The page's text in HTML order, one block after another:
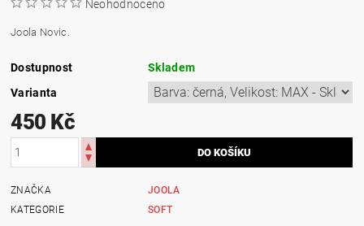
Neohodnoceno
Joola Novic.
Dostupnost
Skladem
Varianta
450 Kč
ZNAČKA
JOOLA
KATEGORIE
SOFT